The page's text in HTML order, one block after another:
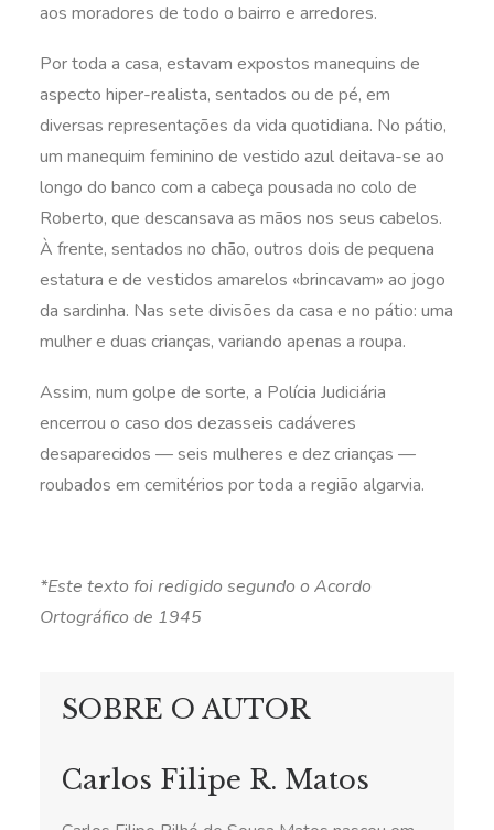
aos moradores de todo o bairro e arredores.
Por toda a casa, estavam expostos manequins de
aspecto hiper-realista, sentados ou de pé, em
diversas representações da vida quotidiana. No pátio,
um manequim feminino de vestido azul deitava-se ao
longo do banco com a cabeça pousada no colo de
Roberto, que descansava as mãos nos seus cabelos.
À frente, sentados no chão, outros dois de pequena
estatura e de vestidos amarelos «brincavam» ao jogo
da sardinha. Nas sete divisões da casa e no pátio: uma
mulher e duas crianças, variando apenas a roupa.
Assim, num golpe de sorte, a Polícia Judiciária
encerrou o caso dos dezasseis cadáveres
desaparecidos — seis mulheres e dez crianças —
roubados em cemitérios por toda a região algarvia.
*Este texto foi redigido segundo o Acordo
Ortográfico de 1945
SOBRE O AUTOR
Carlos Filipe R. Matos